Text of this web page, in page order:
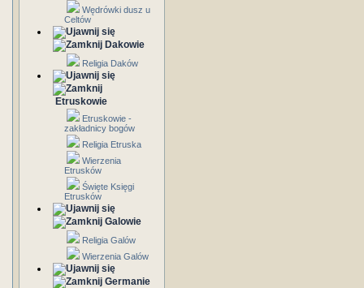
Wędrówki dusz u
Celtów
Dakowie
Religia Daków
Etruskowie
Etruskowie -
zakładnicy bogów
Religia Etruska
Wierzenia
Etrusków
Święte Księgi
Etrusków
Galowie
Religia Galów
Wierzenia Galów
Germanie